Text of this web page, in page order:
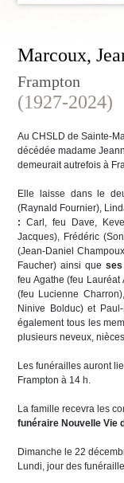
Marcoux,
Frampton
(1927-2024)
Au CHSLD de Sainte-
décédée madame
demeurait autrefois à
Elle laisse dans le
(Raynald Fournier),
: Carl, feu Dave,
Jacques), Frédéric
(Jean-Daniel
Faucher) ainsi que ses
feu Agathe (feu
(feu Lucienne
Ninive Bolduc) et
également tous les
plusieurs neveux,
Les funérailles auront
Frampton à 14 h.
La famille recevra les
funéraire Nouvelle Vie
Dimanche le 22
Lundi, jour des